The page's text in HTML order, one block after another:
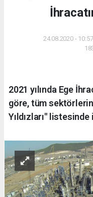
24.08.2020 -
2021 yılında Ege
göre, tüm
Yıldızları"